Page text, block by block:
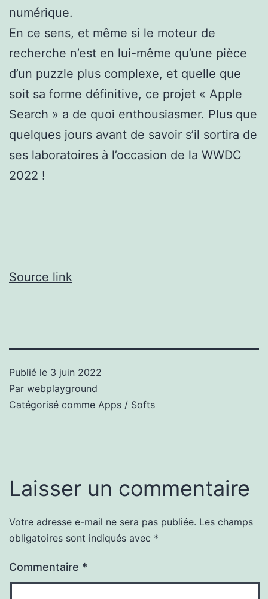
numérique.
En ce sens, et même si le moteur de
recherche n’est en lui-même qu’une pièce
d’un puzzle plus complexe, et quelle que
soit sa forme définitive, ce projet « Apple
Search » a de quoi enthousiasmer. Plus que
quelques jours avant de savoir s’il sortira de
ses laboratoires à l’occasion de la WWDC
2022 !
Source link
Publié le 3 juin 2022
Par webplayground
Catégorisé comme Apps / Softs
Laisser un commentaire
Votre adresse e-mail ne sera pas publiée. Les champs
obligatoires sont indiqués avec *
Commentaire *